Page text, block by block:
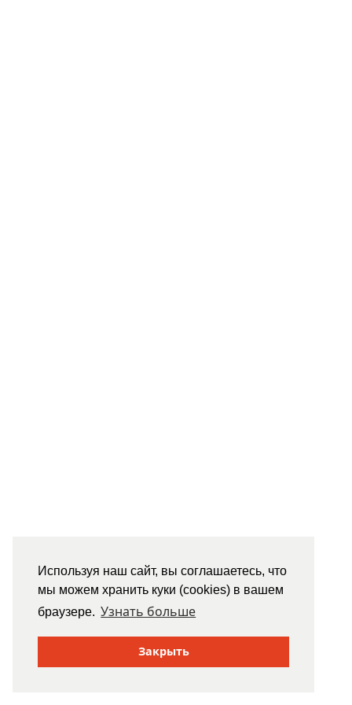
Используя наш сайт, вы соглашаетесь, что
мы можем хранить куки (cookies) в вашем
браузере. Узнать больше
Закрыть